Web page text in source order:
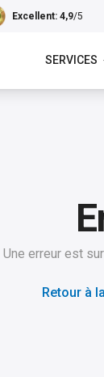
Excellent: 4,9/5
SERVICES
Une erreur est
Retour à